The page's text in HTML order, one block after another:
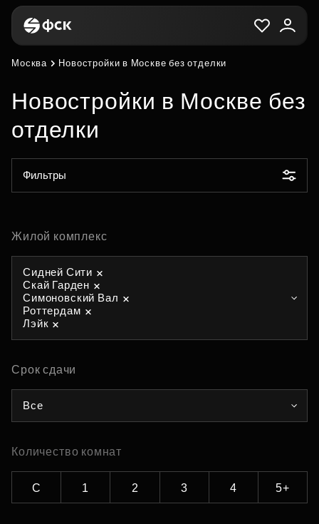
Москва Новостройки в Москве без отделки
Новостройки в Москве без
отделки
Фильтры
Жилой комплекс
Сидней Сити
Скай Гарден
Симоновский Вал
Роттердам
Лэйк
Срок сдачи
Все
Количество комнат
С 1 2 3 4 5+